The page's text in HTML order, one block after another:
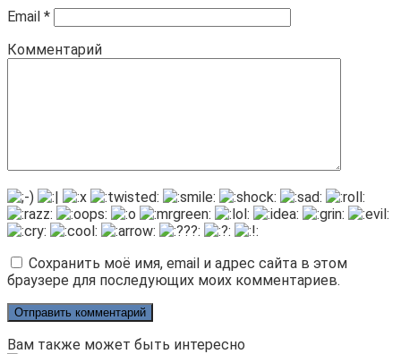
Email *
Комментарий
Сохранить моё имя, email и адрес сайта в этом
браузере для последующих моих комментариев.
Вам также может быть интересно